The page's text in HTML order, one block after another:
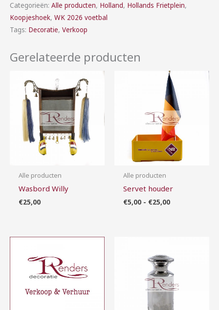
Categorieën: Alle producten, Holland, Hollands Frietplein,
Koopjeshoek, WK 2026 voetbal
Tags: Decoratie, Verkoop
Gerelateerde producten
Alle producten
Wasbord Willy
€25,00
Alle producten
Servet houder
€5,00 - €25,00
Prijsklasse:
€5,00
tot
€25,00
tot
€10,00